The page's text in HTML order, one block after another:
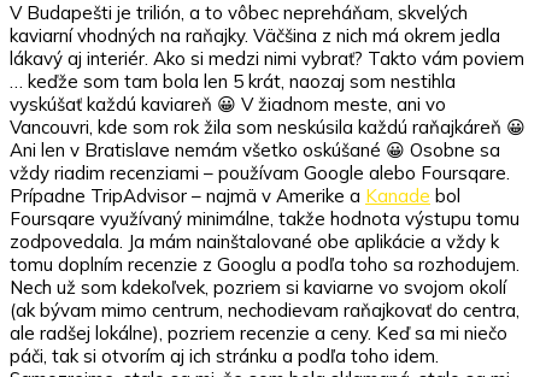
V Budapešti je trilión, a to vôbec nepreháňam, skvelých
kaviarní vhodných na raňajky. Väčšina z nich má okrem jedla
lákavý aj interiér. Ako si medzi nimi vybrať? Takto vám poviem
… keďže som tam bola len 5 krát, naozaj som nestihla
vyskúšať každú kaviareň 😀 V žiadnom meste, ani vo
Vancouvri, kde som rok žila som neskúsila každú raňajkáreň 😀
Ani len v Bratislave nemám všetko oskúšané 😀 Osobne sa
vždy riadim recenziami – používam Google alebo Foursqare.
Prípadne TripAdvisor – najmä v Amerike a Kanade bol
Foursqare využívaný minimálne, takže hodnota výstupu tomu
zodpovedala. Ja mám nainštalované obe aplikácie a vždy k
tomu doplním recenzie z Googlu a podľa toho sa rozhodujem.
Nech už som kdekoľvek, pozriem si kaviarne vo svojom okolí
(ak bývam mimo centrum, nechodievam raňajkovať do centra,
ale radšej lokálne), pozriem recenzie a ceny. Keď sa mi niečo
páči, tak si otvorím aj ich stránku a podľa toho idem.